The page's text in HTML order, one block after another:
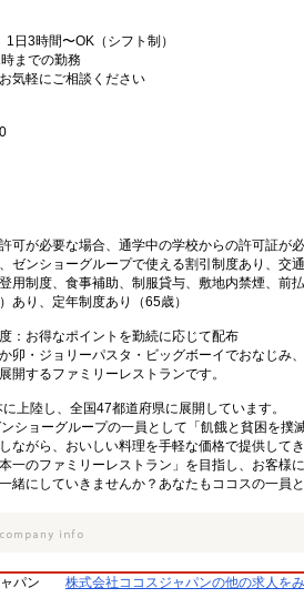
日3時間〜OK（シフト制）
までの勤務
気軽にご相談ください
可が必要な場合、通学中の学校からの許可証が必
ゼンショーグループで使える割引制度あり、交
用制度、食事補助、制服貸与、敷地内禁煙、
あり、定年制度あり（65歳）
：お得なポイントを勤続に応じて配布
卯・ジョリーパスタ・ビッグボーイでおなじみ、
開するファミリーレストランです。
上陸し、全国47都道府県に展開しています。
ショーグループの一員として「飢餓と貧困を撲滅
ながら、おいしい料理を手軽な価格で提供してき
一のファミリーレストラン」を目指し、お客様
緒にしていきませんか？あなたもココスの一員
パン
株式会社ココスジャパンの他の求人を